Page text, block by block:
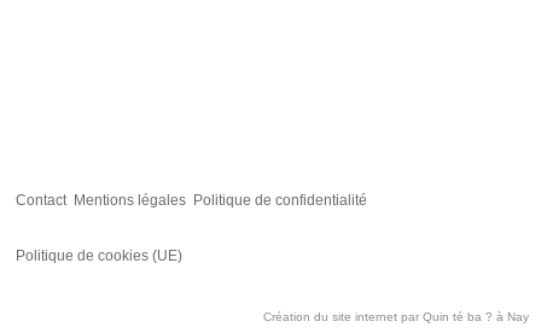
Contact Mentions légales Politique de confidentialité
Politique de cookies (UE)
Création du site internet par Quin té ba ? à Nay